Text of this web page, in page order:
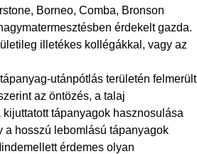
Borneo, Comba, Bronson
érdekelt gazda.
illetékes kollégákkal, vagy az
utánpótlás területén felmerült
az öntözés, a talaj
tápanyagok hasznosulása
a hosszú lebomlású tápanyagok
érdemes olyan